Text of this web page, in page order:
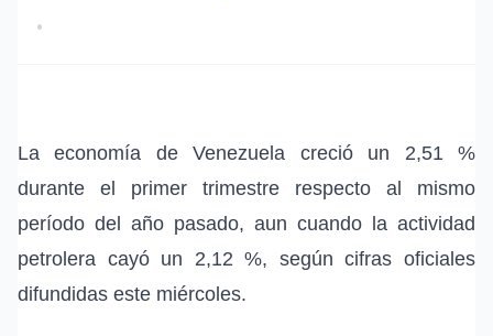
•
La economía deVenezuela creció un 2,51 %
durante el primer trimestre respecto al mismo
período del año pasado, aun cuando la actividad
petrolera cayó un 2,12 %, según cifras oficiales
difundidas este miércoles.